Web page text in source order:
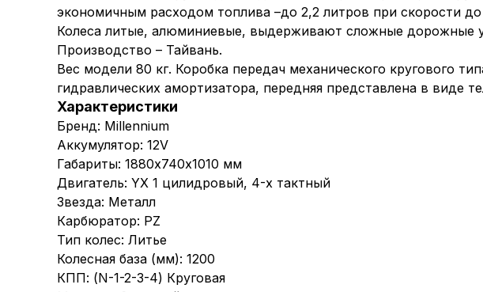
экономичным расходом топлива –до 2,2 литров при скорости
Колеса литые, алюминиевые, выдерживают сложные дорожные
Производство – Тайвань.
Вес модели 80 кг. Коробка передач механического кругового
гидравлических амортизатора, передняя представлена в виде
Характеристики
Бренд: Millennium
Аккумулятор: 12V
Габариты: 1880х740х1010 мм
Двигатель: YX 1 цилидровый, 4-х тактный
Звезда: Металл
Карбюратор: PZ
Тип колес: Литье
Колесная база (мм): 1200
КПП: (N-1-2-3-4) Круговая